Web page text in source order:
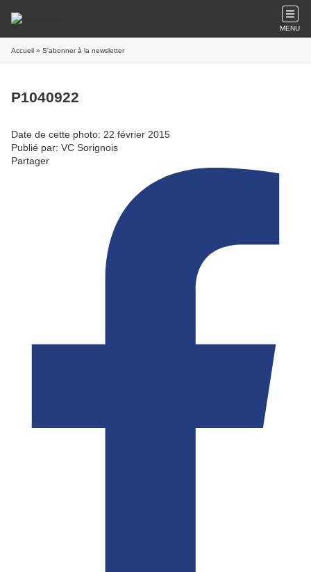
MENU
Accueil » S'abonner à la newsletter
P1040922
Date de cette photo: 22 février 2015
Publié par: VC Sorignois
Partager